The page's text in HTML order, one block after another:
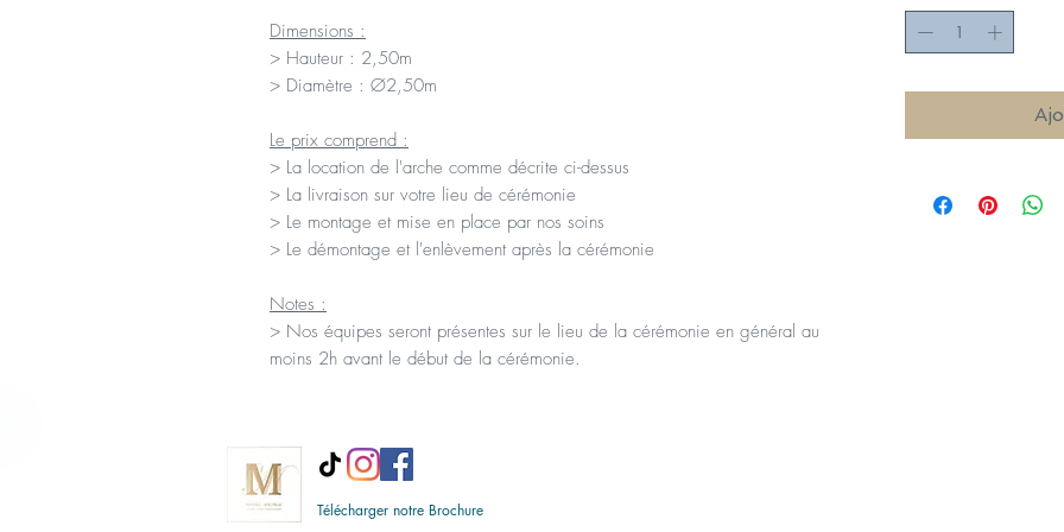
Dimensions :
> Hauteur : 2,50m
> Diamètre : Ø2,50m
Le prix comprend :
> La location de l'arche comme décrite ci-dessus
> La livraison sur votre lieu de cérémonie
> Le montage et mise en place par nos soins
> Le démontage et l'enlèvement après la cérémonie
Notes :
> Nos équipes seront présentes sur le lieu de la cérémonie en général au
moins 2h avant le début de la cérémonie.
Télécharger notre Brochure